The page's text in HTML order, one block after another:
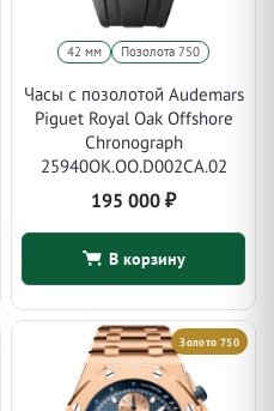
42 мм Позолота 750
Часы с позолотой Audemars
Piguet Royal Oak Offshore
Chronograph
25940OK.OO.D002CA.02
195 000 ₽
В корзину
Золото 750